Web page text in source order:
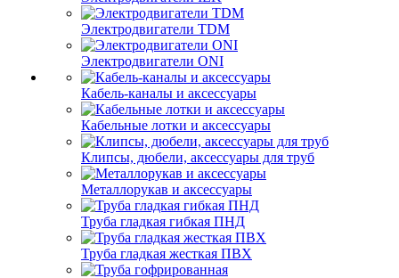
Электродвигатели TDM
Электродвигатели ONI
Кабель-каналы и аксессуары
Кабельные лотки и аксессуары
Клипсы, дюбели, аксессуары для труб
Металлорукав и аксессуары
Труба гладкая гибкая ПНД
Труба гладкая жесткая ПВХ